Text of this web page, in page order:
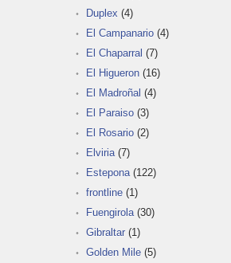
Duplex (4)
El Campanario (4)
El Chaparral (7)
El Higueron (16)
El Madroñal (4)
El Paraiso (3)
El Rosario (2)
Elviria (7)
Estepona (122)
frontline (1)
Fuengirola (30)
Gibraltar (1)
Golden Mile (5)